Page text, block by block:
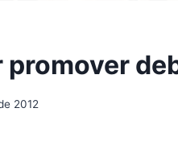
promover
2012